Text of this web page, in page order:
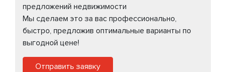
предложений недвижимости
Мы сделаем это за вас профессионально,
быстро, предложив оптимальные варианты по
выгодной цене!
Отправить заявку